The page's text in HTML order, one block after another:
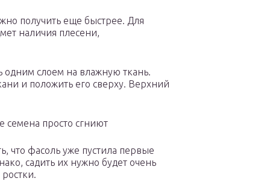
получить еще быстрее. Для
наличия плесени,
слоем на влажную ткань.
и положить его сверху. Верхний
семена просто сгниют
что фасоль уже пустила первые
садить их нужно будет очень